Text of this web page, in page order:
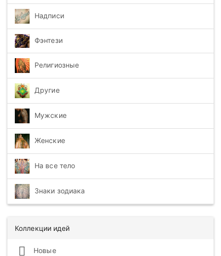
Надписи
Фэнтези
Религиозные
Другие
Мужские
Женские
На все тело
Знаки зодиака
Коллекции идей
Новые